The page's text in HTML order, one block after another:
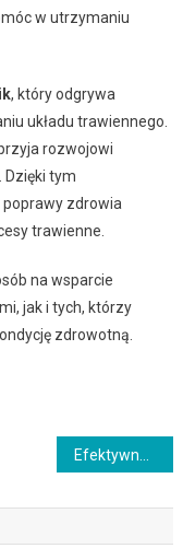
w utrzymaniu
, który odgrywa
układu trawiennego.
rozwojowi
tym
poprawy zdrowia
trawienne.
na wsparcie
jak i tych, którzy
zdrowotną.